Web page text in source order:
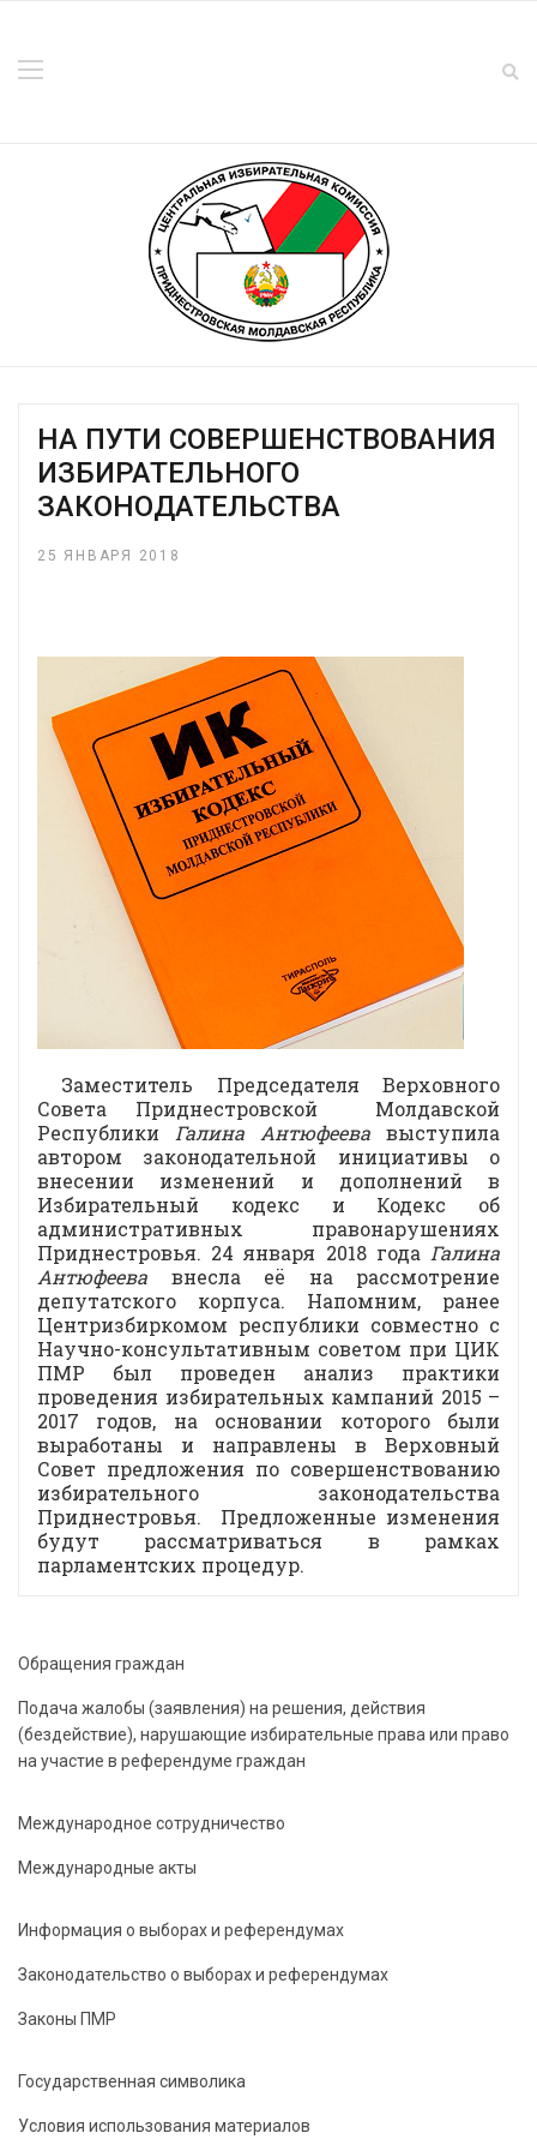
НА ПУТИ СОВЕРШЕНСТВОВАНИЯ
ИЗБИРАТЕЛЬНОГО
ЗАКОНОДАТЕЛЬСТВА
25 ЯНВАРЯ 2018
Заместитель Председателя Верховного
Совета Приднестровской Молдавской
Республики Галина Антюфеева выступила
автором законодательной инициативы о
внесении изменений и дополнений в
Избирательный кодекс и Кодекс об
административных правонарушениях
Приднестровья. 24 января 2018 года Галина
Антюфеева внесла её на рассмотрение
депутатского корпуса. Напомним, ранее
Центризбиркомом республики совместно с
Научно-консультативным советом при ЦИК
ПМР был проведен анализ практики
проведения избирательных кампаний 2015 –
2017 годов, на основании которого были
выработаны и направлены в Верховный
Совет предложения по совершенствованию
избирательного законодательства
Приднестровья. Предложенные изменения
будут рассматриваться в рамках
парламентских процедур.
Обращения граждан
Подача жалобы (заявления) на решения, действия
(бездействие), нарушающие избирательные права или право
на участие в референдуме граждан
Международное сотрудничество
Международные акты
Информация о выборах и референдумах
Законодательство о выборах и референдумах
Законы ПМР
Государственная символика
Условия использования материалов